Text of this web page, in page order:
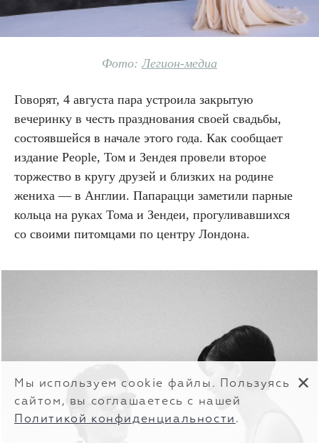
Фото:Легион-медиа
Говорят, 4 августа пара устроила закрытую
вечеринку в честь празднования своей свадьбы,
состоявшейся в начале этого года. Как сообщает
издание People, Том и Зендея провели второе
торжество в кругу друзей и близких на родине
жениха — в Англии. Папарацци заметили парные
кольца на руках Тома и Зендеи, прогуливавшихся
со своими питомцами по центру Лондона.
Мы используем cookie файлы. Пользуясь
сайтом, вы соглашаетесь с нашей
Политикой конфиденциальности .
✕